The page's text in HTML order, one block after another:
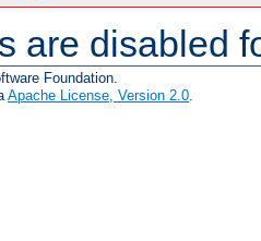
are disabled
Foundation.
Apache License, Version 2.0